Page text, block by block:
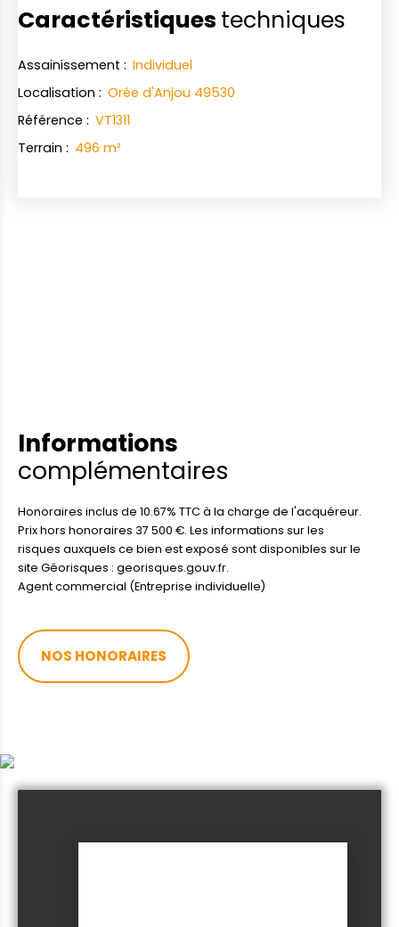
Caractéristiques techniques
Assainissement : Individuel
Localisation : Orée d'Anjou 49530
Référence : VT1311
Terrain : 496 m²
Informations
complémentaires
Honoraires inclus de 10.67% TTC à la charge de l'acquéreur.
Prix hors honoraires 37 500 €. Les informations sur les
risques auxquels ce bien est exposé sont disponibles sur le
site Géorisques : georisques.gouv.fr.
Agent commercial (Entreprise individuelle)
NOS HONORAIRES